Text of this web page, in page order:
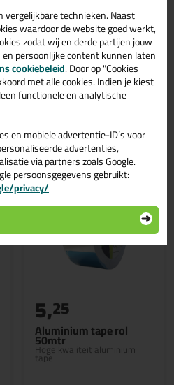
Rol 20mtr
voor illbruck ME407
Schrijf als eerste een review!
Aluminium tape rol
50mtr
Hoge kwaliteit aluminium
tape
5,25
technieken. Naast
waardoor de website goed werkt,
zodat wij en derde partijen jouw
persoonlijke content kunnen laten
cookiebeleid. Door op "Cookies
met alle cookies. Indien je kiest
functionele en analytische
en mobiele advertentie-ID’s voor
advertenties,
via partners zoals Google.
persoonsgegevens gebruikt:
privacy/